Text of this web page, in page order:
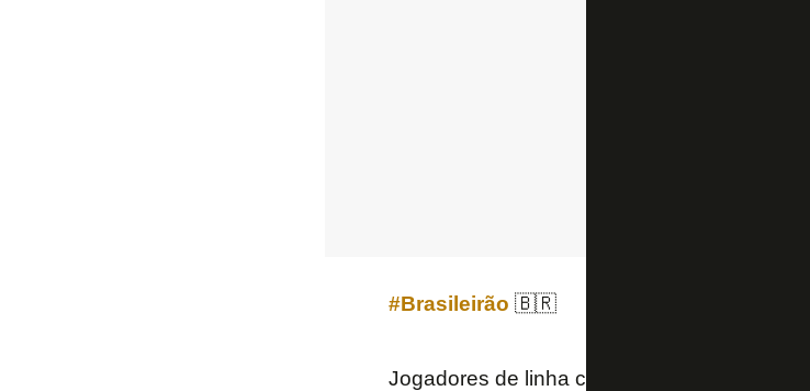
#Brasileirão 🇧🇷
Jogadores de linha com mais erros